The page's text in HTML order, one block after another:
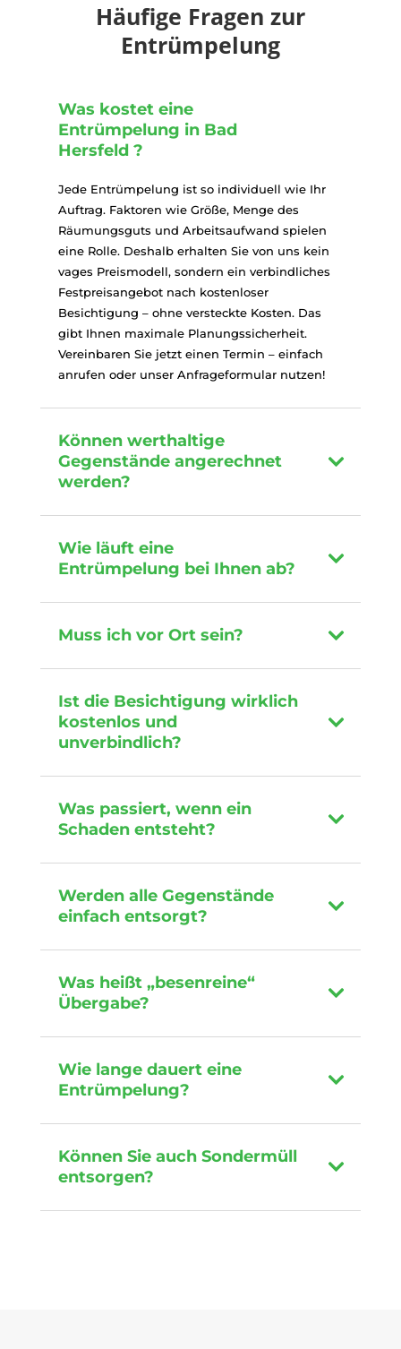
Häufige Fragen zur
Entrümpelung
Was kostet eine
Entrümpelung in Bad
Hersfeld ?
Jede Entrümpelung ist so individuell wie Ihr
Auftrag. Faktoren wie Größe, Menge des
Räumungsguts und Arbeitsaufwand spielen
eine Rolle. Deshalb erhalten Sie von uns kein
vages Preismodell, sondern ein verbindliches
Festpreisangebot nach kostenloser
Besichtigung – ohne versteckte Kosten. Das
gibt Ihnen maximale Planungssicherheit.
Vereinbaren Sie jetzt einen Termin – einfach
anrufen oder unser Anfrageformular nutzen!
Können werthaltige
Gegenstände angerechnet
werden?
Wie läuft eine
Entrümpelung bei Ihnen ab?
Muss ich vor Ort sein?
Ist die Besichtigung wirklich
kostenlos und
unverbindlich?
Was passiert, wenn ein
Schaden entsteht?
Werden alle Gegenstände
einfach entsorgt?
Was heißt „besenreine“
Übergabe?
Wie lange dauert eine
Entrümpelung?
Können Sie auch Sondermüll
entsorgen?